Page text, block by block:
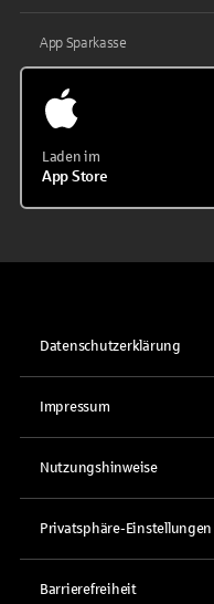
App Sparkasse
Laden im
App Store
Datenschutzerklärung
Impressum
Nutzungshinweise
Privatsphäre-Einstellungen
Barrierefreiheit